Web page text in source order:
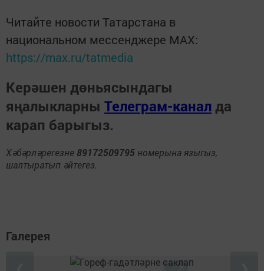
Читайте новости Татарстана в
национальном мессенджере MАХ:
https://max.ru/tatmedia
Керәшен дөньясындагы
яңалыкларны Телеграм-канал да
карап барыгыз.
Хәбәрләрегезне 89172509795 номерына языгыз,
шалтыратып әйтегез.
Галерея